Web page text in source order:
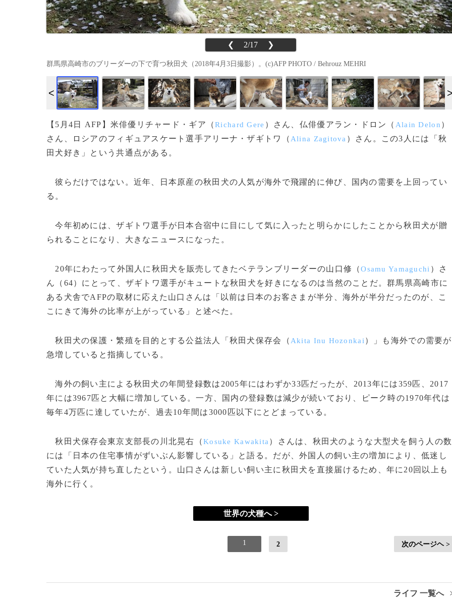
❮ 2/17 ❯
群馬県高崎市のブリーダーの下で育つ秋田犬（2018年4月3日撮影）。(c)AFP PHOTO / Behrouz MEHRI
【5月4日 AFP】米俳優リチャード・ギア（Richard Gere ）さん、仏俳優アラン・ドロン（ Alain Delon ）
さん、ロシアのフィギュアスケート選手アリーナ・ザギトワ（ Alina Zagitova ）さん。この3人には「秋
田犬好き」という共通点がある。
彼らだけではない。近年、日本原産の秋田犬の人気が海外で飛躍的に伸び、国内の需要を上回ってい
る。
今年初めには、ザギトワ選手が日本合宿中に目にして気に入ったと明らかにしたことから秋田犬が贈
られることになり、大きなニュースになった。
20年にわたって外国人に秋田犬を販売してきたベテランブリーダーの山口修（Osamu Yamaguchi ）さ
ん（64）にとって、ザギトワ選手がキュートな秋田犬を好きになるのは当然のことだ。群馬県高崎市に
ある犬舎でAFPの取材に応えた山口さんは「以前は日本のお客さまが半分、海外が半分だったのが、こ
こにきて海外の比率が上がっている」と述べた。
秋田犬の保護・繁殖を目的とする公益法人「秋田犬保存会（ Akita Inu Hozonkai ）」も海外での需要が
急増していると指摘している。
海外の飼い主による秋田犬の年間登録数は2005年にはわずか33匹だったが、2013年には359匹、2017
年には3967匹と大幅に増加している。一方、国内の登録数は減少が続いており、ピーク時の1970年代は
毎年4万匹に達していたが、過去10年間は3000匹以下にとどまっている。
秋田犬保存会東京支部長の川北晃右（Kosuke Kawakita ）さんは、秋田犬のような大型犬を飼う人の数
には「日本の住宅事情がずいぶん影響している」と語る。だが、外国人の飼い主の増加により、低迷し
ていた人気が持ち直したという。山口さんは新しい飼い主に秋田犬を直接届けるため、年に20回以上も
海外に行く。
世界の犬種へ >
1 2 次のページヘ >
ライフ 一覧へ